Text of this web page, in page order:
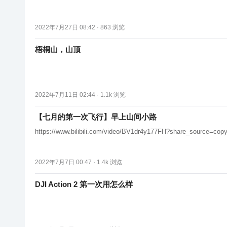
2022年7月27日 08:42 · 863 浏览
梧桐山，山顶
2022年7月11日 02:44 · 1.1k 浏览
【七月的第一次飞行】早上山间小路
https://www.bilibili.com/video/
2022年7月7日 00:47 · 1.4k 浏览
DJI Action 2 第一次用怎么样